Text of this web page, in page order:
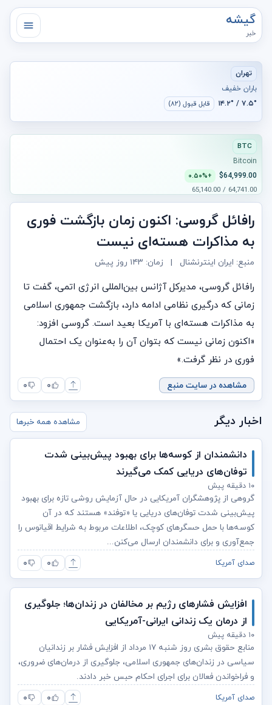
گیشه
خبر
تهران
باران خفیف
۷.۵° / ۱۴.۲° قابل قبول (۸۲)
BTC
Bitcoin
$64,999.00
+۰.۵۰%
64,741.00 / 65,140.00
رافائل گروسی: اکنون زمان بازگشت فوری
به مذاکرات هسته‌ای نیست
منبع: ایران اینترنشنال | زمان: ۱۴۳ روز پیش
رافائل گروسی، مدیرکل آژانس بین‌المللی انرژی اتمی، گفت تا
زمانی که درگیری نظامی ادامه دارد، بازگشت جمهوری اسلامی
به مذاکرات هسته‌ای با آمریکا بعید است. گروسی افزود:
«اکنون زمانی نیست که بتوان آن را به‌عنوان یک احتمال
فوری در نظر گرفت.»
مشاهده در سایت منبع ۰ ۰
اخبار دیگر مشاهده همه خبرها
دانشمندان از کوسه‌ها برای بهبود پیش‌بینی شدت
توفان‌های دریایی کمک می‌گیرند
۱۰ دقیقه پیش
گروهی از پژوهشگران آمریکایی در حال آزمایش روشی تازه برای بهبود
پیش‌بینی شدت توفان‌های دریایی یا «توفند» هستند که در آن
کوسه‌ها با حمل حسگرهای کوچک، اطلاعات مربوط به شرایط اقیانوس را
جمع‌آوری و برای دانشمندان ارسال می‌کنن...
صدای آمریکا ۰ ۰
افزایش فشارهای رژیم بر مخالفان در زندان‌ها؛ جلوگیری
از درمان یک زندانی ایرانی-آمریکایی
۱۰ دقیقه پیش
منابع حقوق بشری روز شنبه ۱۷ مرداد از افزایش فشار بر زندانیان
سیاسی در زندان‌های جمهوری اسلامی، جلوگیری از درمان‌های ضروری،
و فراخواندن فعالان برای اجرای احکام حبس خبر دادند.
صدای آمریکا ۰ ۰